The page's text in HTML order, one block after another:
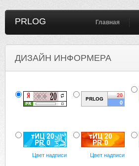
PRLOG Главная
ДИЗАЙН ИНФОРМЕРА
Цвет надписи Цвет надписи